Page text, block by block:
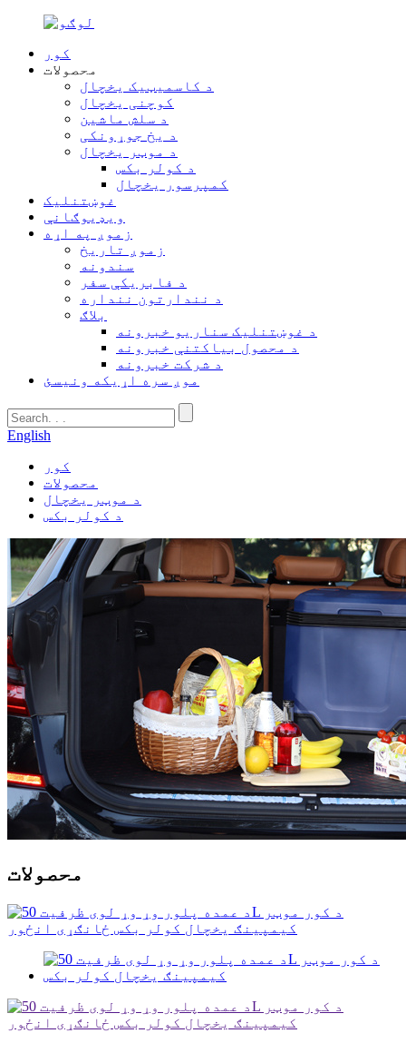
کور
محصولات
د کاسمیټیک یخچال
کوچنی یخچال
د سلش ماشین
د یخ جوړونکی
د موټر یخچال
د کولر بکس
کمپرسور یخچال
غوښتنلیک
ویډیوګانې
زموږ په اړه
زموږ تاریخ
سندونه
د فابریکې سفر
د نندارتون ننداره
بلاګ
د غوښتنلیک سناریو خبرونه
د محصول بیاکتنې خبرونه
د شرکت خبرونه
موږ سره اړیکه ونیسئ
English
کور
محصولات
د موټر یخچال
د کولر بکس
محصولات